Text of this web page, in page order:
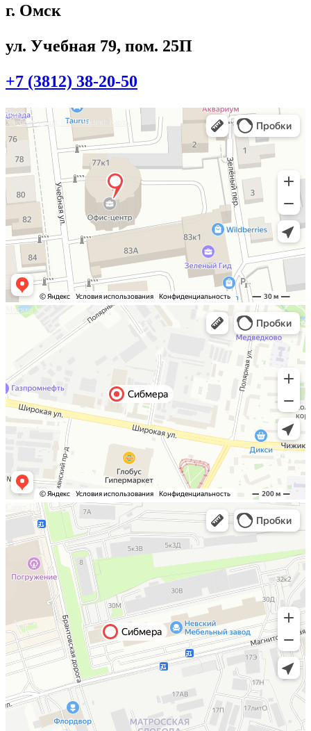
г. Омск
ул. Учебная 79, пом. 25П
+7 (3812) 38-20-50
Омск
Учебная улица, 86 — Яндекс.Карты
Москва
Санкт-Петербург